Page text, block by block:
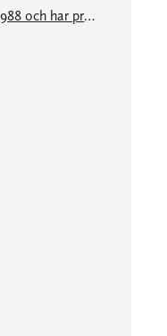
Det är 1988 och har precis börjat snöa